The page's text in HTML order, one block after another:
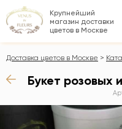
Крупнейший
магазин доставки
цветов в Москве
Доставка цветов в Москве
Букет розовых